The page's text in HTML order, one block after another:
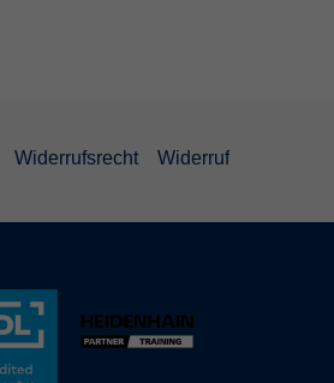
Widerrufsrecht Widerruf